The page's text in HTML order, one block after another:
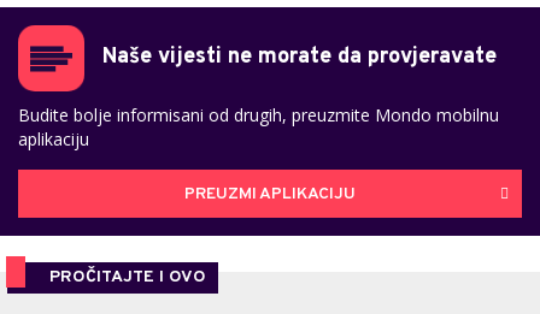
Naše vijesti ne morate da provjeravate
Budite bolje informisani od drugih, preuzmite Mondo mobilnu
aplikaciju
PREUZMI APLIKACIJU
PROČITAJTE I OVO